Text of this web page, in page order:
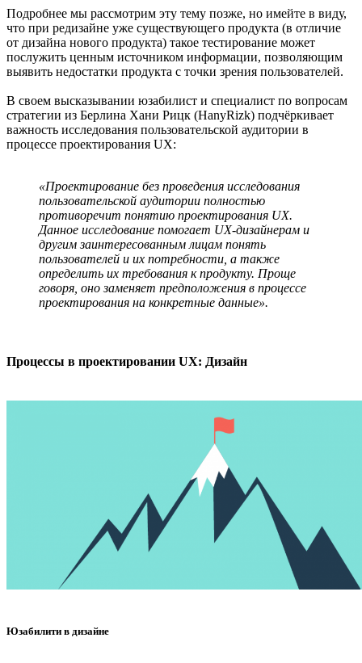
Подробнее мы рассмотрим эту тему позже, но имейте в виду,
что при редизайне уже существующего продукта (в отличие
от дизайна нового продукта) такое тестирование может
послужить ценным источником информации, позволяющим
выявить недостатки продукта с точки зрения пользователей.
В своем высказывании юзабилист и специалист по вопросам
стратегии из Берлина Хани Рицк (HanyRizk) подчёркивает
важность исследования пользовательской аудитории в
процессе проектирования UX:
«Проектирование без проведения исследования
пользовательской аудитории полностью
противоречит понятию проектирования UX.
Данное исследование помогает UX-дизайнерам и
другим заинтересованным лицам понять
пользователей и их потребности, а также
определить их требования к продукту. Проще
говоря, оно заменяет предположения в процессе
проектирования на конкретные данные».
Процессы в проектировании UX: Дизайн
Юзабилити в дизайне